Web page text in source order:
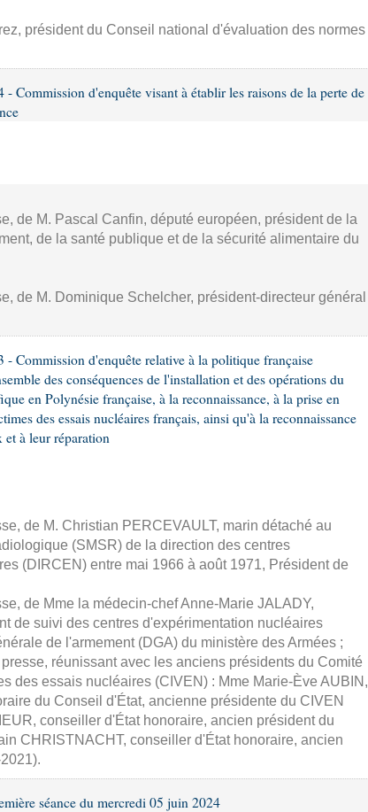
président du Conseil national d'évaluation des normes
- Commission d'enquête visant à établir les raisons de la perte de
de M. Pascal Canfin, député européen, président de la
de la santé publique et de la sécurité alimentaire du
de M. Dominique Schelcher, président-directeur général
- Commission d'enquête relative à la politique française
des conséquences de l'installation et des opérations du
en Polynésie française, à la reconnaissance, à la prise en
des essais nucléaires français, ainsi qu'à la reconnaissance
et à leur réparation
de M. Christian PERCEVAULT, marin détaché au
(SMSR) de la direction des centres
(DIRCEN) entre mai 1966 à août 1971, Président de
de Mme la médecin-chef Anne-Marie JALADY,
de suivi des centres d'expérimentation nucléaires
de l'armement (DGA) du ministère des Armées ;
réunissant avec les anciens présidents du Comité
des essais nucléaires (CIVEN) : Mme Marie-Ève AUBIN,
du Conseil d'État, ancienne présidente du CIVEN
conseiller d'État honoraire, ancien président du
CHRISTNACHT, conseiller d'État honoraire, ancien
séance du mercredi 05 juin 2024